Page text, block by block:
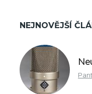
NEJNOVĚJŠÍ